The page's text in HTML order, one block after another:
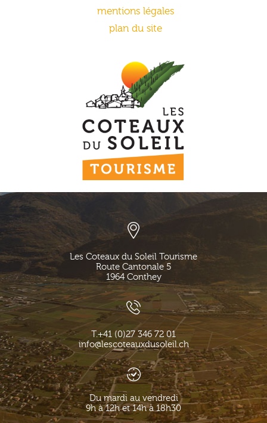
mentions légales
plan du site
Les Coteaux du Soleil Tourisme
Route Cantonale 5
1964 Conthey
T.+41 (0)27 346 72 01
info@lescoteauxdusoleil.ch
Du mardi au vendredi
9h à 12h et 14h à 18h30